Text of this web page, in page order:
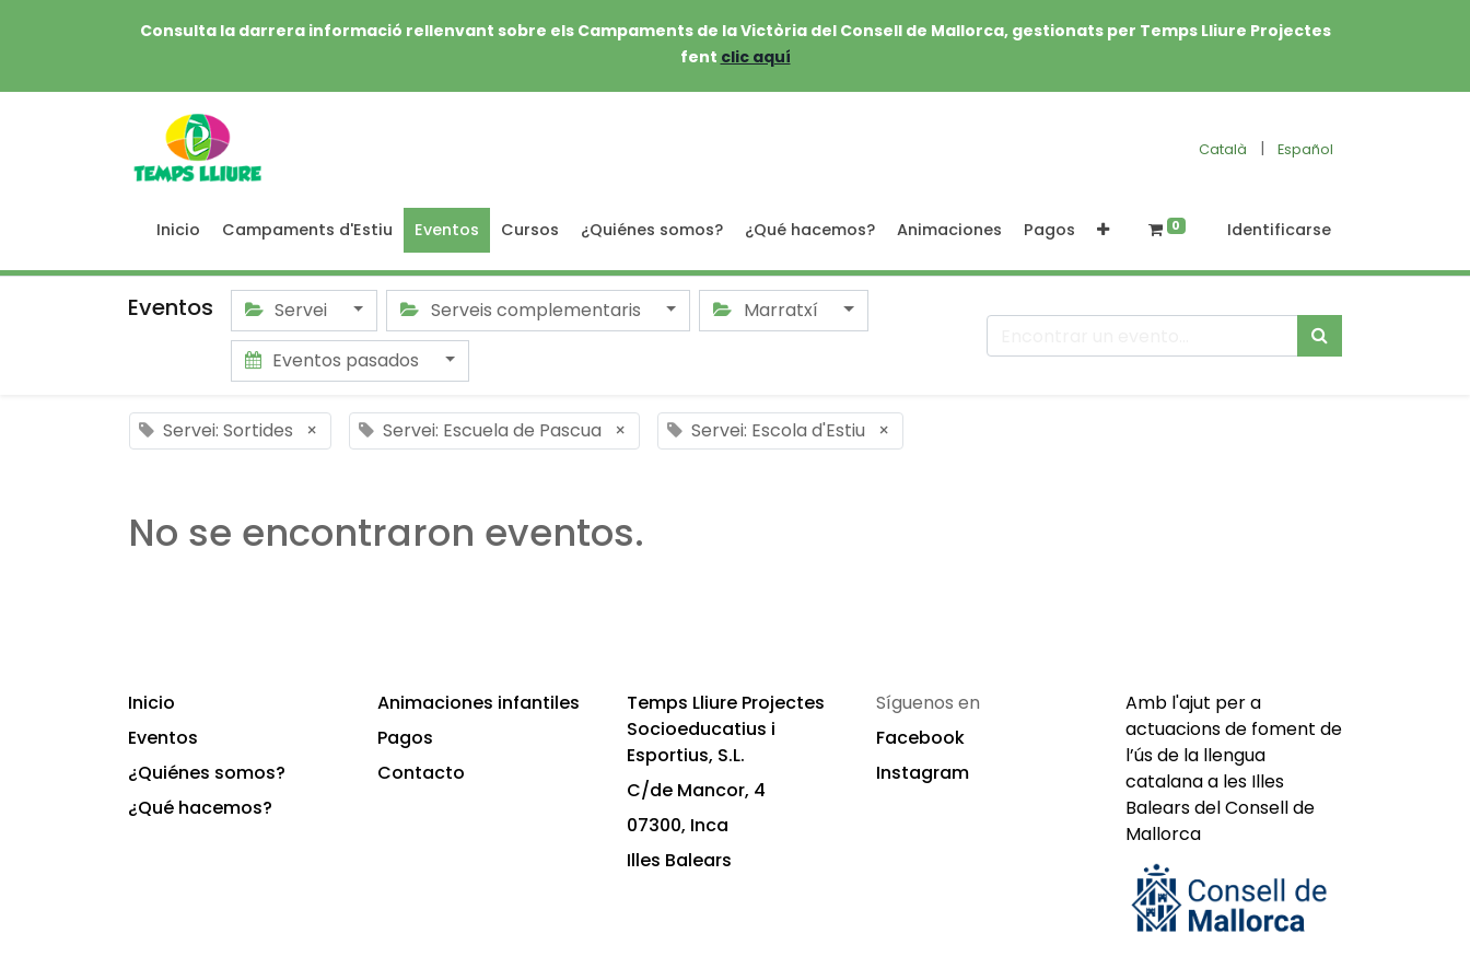
Consulta la darrera informació rellenvant sobre els Campaments de la Victòria del Consell de Mallorca, gestionats per Temps Lliure Projectes
fent clic aquí
Català | Español
Inicio Campaments d'Estiu Eventos Cursos ¿Quiénes somos? ¿Qué hacemos? Animaciones Pagos 0 Identificarse
Eventos Servei Serveis complementaris
Marratxí
Eventos pasados
Servei: Sortides × Servei: Escuela de Pascua × Servei: Escola d'Estiu ×
No se encontraron eventos.
Inicio
Eventos
¿Quiénes somos?
¿Qué hacemos?
Animaciones infantiles
Pagos
Contacto
Temps Lliure Projectes
Socioeducatius i
Esportius, S.L.
C/de Mancor, 4
07300, Inca
Illes Balears
Síguenos en
Facebook
Instagram
Amb l'ajut per a
actuacions de foment de
l’ús de la llengua
catalana a les Illes
Balears del Consell de
Mallorca